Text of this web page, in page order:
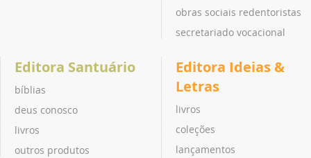
obras sociais redentoristas
secretariado vocacional
Editora Santuário
bíblias
deus conosco
livros
outros produtos
Editora Ideias &
Letras
livros
coleções
lançamentos